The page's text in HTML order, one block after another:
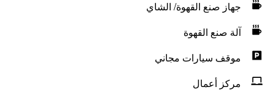
جهاز صنع القهوة/ الشاي
آلة صنع القهوة
موقف سيارات مجاني
مركز أعمال